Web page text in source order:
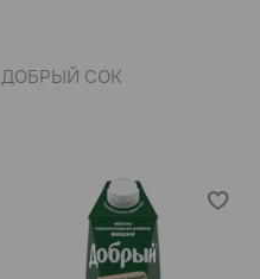
ДОБРЫЙ СОК